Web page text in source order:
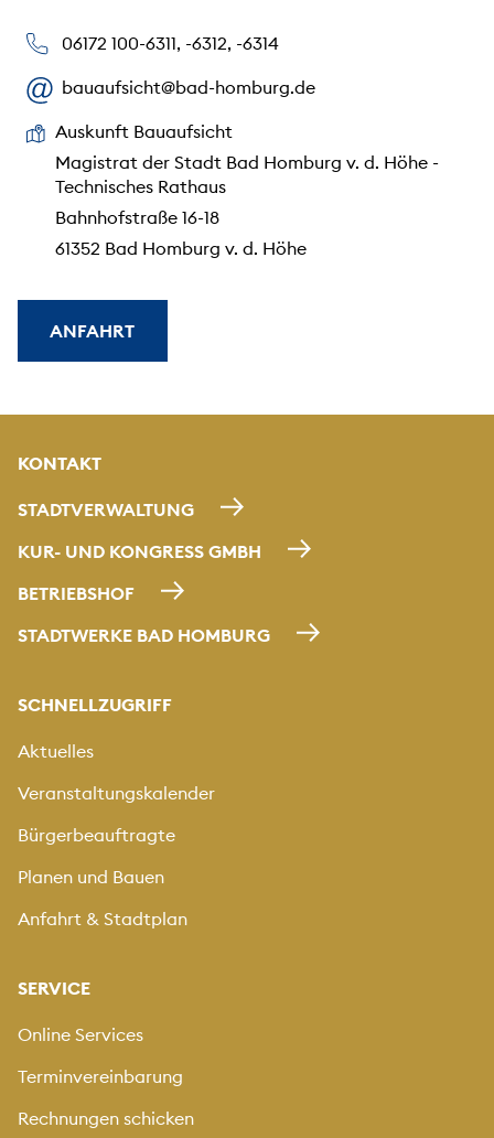
06172 100-6311, -6312, -6314
bauaufsicht@bad-homburg.de
Auskunft Bauaufsicht
Magistrat der Stadt Bad Homburg v. d. Höhe -
Technisches Rathaus
Bahnhofstraße 16-18
61352 Bad Homburg v. d. Höhe
ANFAHRT
KONTAKT
STADTVERWALTUNG
KUR- UND KONGRESS GMBH
BETRIEBSHOF
STADTWERKE BAD HOMBURG
SCHNELLZUGRIFF
Aktuelles
Veranstaltungskalender
Bürgerbeauftragte
Planen und Bauen
Anfahrt & Stadtplan
SERVICE
Online Services
Terminvereinbarung
Rechnungen schicken